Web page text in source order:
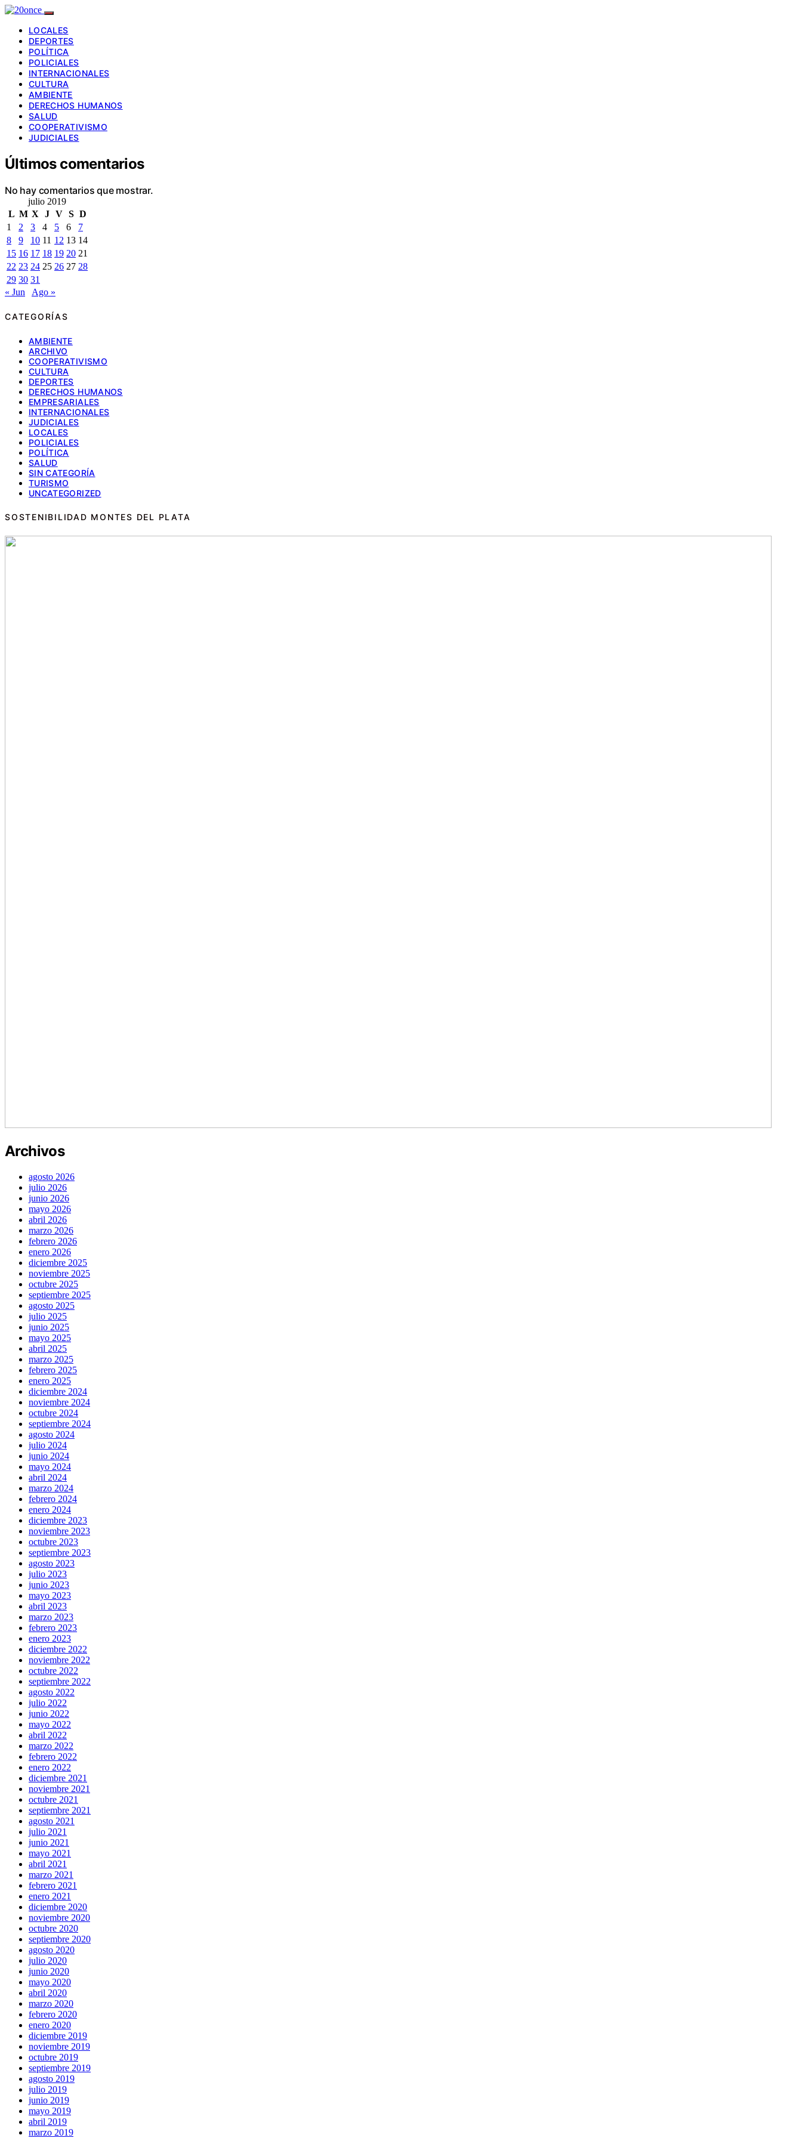
LOCALES
DEPORTES
POLÍTICA
POLICIALES
INTERNACIONALES
CULTURA
AMBIENTE
DERECHOS HUMANOS
SALUD
COOPERATIVISMO
JUDICIALES
Últimos comentarios
No hay comentarios que mostrar.
julio 2019
L M X J V S D
1
2 3 4 5 6
7
8
9 10 11 12 13 14
15 16 17 18 19 20 21
22 23 24 25 26 27 28
29 30 31
« Jun
Ago »
CATEGORÍAS
AMBIENTE
ARCHIVO
COOPERATIVISMO
CULTURA
DEPORTES
DERECHOS HUMANOS
EMPRESARIALES
INTERNACIONALES
JUDICIALES
LOCALES
POLICIALES
POLÍTICA
SALUD
SIN CATEGORÍA
TURISMO
UNCATEGORIZED
SOSTENIBILIDAD MONTES DEL PLATA
Archivos
agosto 2026
julio 2026
junio 2026
mayo 2026
abril 2026
marzo 2026
febrero 2026
enero 2026
diciembre 2025
noviembre 2025
octubre 2025
septiembre 2025
agosto 2025
julio 2025
junio 2025
mayo 2025
abril 2025
marzo 2025
febrero 2025
enero 2025
diciembre 2024
noviembre 2024
octubre 2024
septiembre 2024
agosto 2024
julio 2024
junio 2024
mayo 2024
abril 2024
marzo 2024
febrero 2024
enero 2024
diciembre 2023
noviembre 2023
octubre 2023
septiembre 2023
agosto 2023
julio 2023
junio 2023
mayo 2023
abril 2023
marzo 2023
febrero 2023
enero 2023
diciembre 2022
noviembre 2022
octubre 2022
septiembre 2022
agosto 2022
julio 2022
junio 2022
mayo 2022
abril 2022
marzo 2022
febrero 2022
enero 2022
diciembre 2021
noviembre 2021
octubre 2021
septiembre 2021
agosto 2021
julio 2021
junio 2021
mayo 2021
abril 2021
marzo 2021
febrero 2021
enero 2021
diciembre 2020
noviembre 2020
octubre 2020
septiembre 2020
agosto 2020
julio 2020
junio 2020
mayo 2020
abril 2020
marzo 2020
febrero 2020
enero 2020
diciembre 2019
noviembre 2019
octubre 2019
septiembre 2019
agosto 2019
julio 2019
junio 2019
mayo 2019
abril 2019
marzo 2019